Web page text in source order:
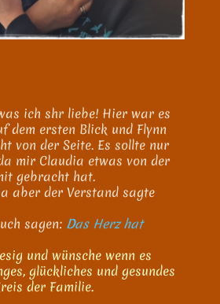
ich shr liebe! Hier war es
dem ersten Blick und Flynn
von der Seite. Es sollte nur
mir Claudia etwas von der
gebracht hat.
aber der Verstand sagte
sagen: Das Herz hat
und wünsche wenn es
glückliches und gesundes
der Familie.